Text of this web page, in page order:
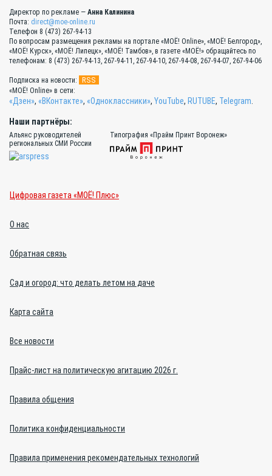
Директор по рекламе — Анна Калинина
Почта: direct@moe-online.ru
Телефон 8 (473) 267-94-13
По вопросам размещения рекламы на портале «МОЁ! Online», «МОЁ! Белгород»,
«МОЁ! Курск», «МОЁ! Липецк», «МОЁ! Тамбов», в газете «МОЁ!» обращайтесь по
телефонам: 8 (473) 267-94-13, 267-94-11, 267-94-10, 267-94-08, 267-94-07, 267-94-06
Подписка на новости: RSS
«МОЁ! Online» в сети:
«Дзен», «ВКонтакте», «Одноклассники», YouTube, RUTUBE, Telegram
Наши партнёры:
Альянс руководителей
региональных СМИ России
Типография «Прайм Принт Воронеж»
Цифровая газета «МОЁ! Плюс»
О нас
Обратная связь
Сад и огород: что делать летом на даче
Карта сайта
Все новости
Прайс-лист на политическую агитацию 2026 г.
Правила общения
Политика конфиденциальности
Правила применения рекомендательных технологий